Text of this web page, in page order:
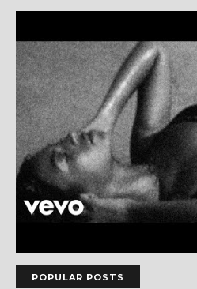
POPULAR POSTS